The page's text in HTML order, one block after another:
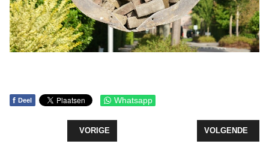
f Deel Whatsapp
VORIG ARTIKEL: ZEEWOLDE WIL TAKEN
VORIGE VOLGENDE
VOLGENDE